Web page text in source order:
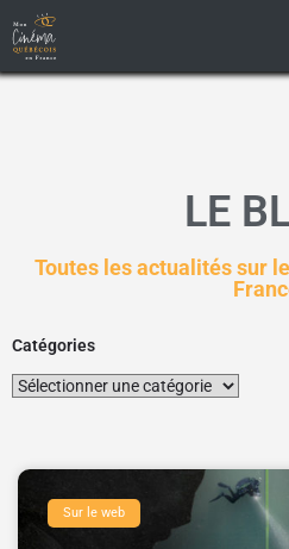
LE
Toutes les actualités sur
Catégories
Sur le web